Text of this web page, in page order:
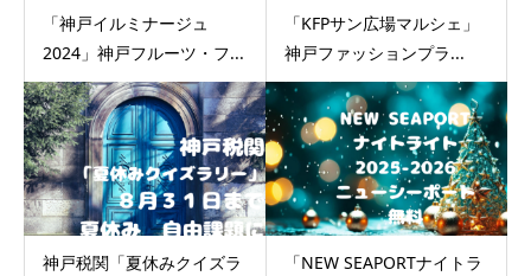
「神戸イルミナージュ
2024」神戸フルーツ・フ...
「KFPサン広場マルシェ」
神戸ファッションプラ...
神戸税関「夏休みクイズラ
「NEW SEAPORTナイトラ